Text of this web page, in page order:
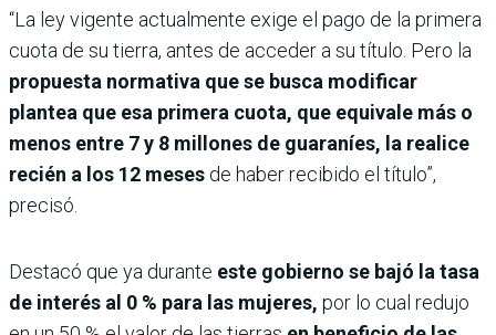
“La ley vigente actualmente exige el pago de la primera
cuota de su tierra, antes de acceder a su título. Pero la
propuesta normativa que se busca modificar
plantea que esa primera cuota, que equivale más o
menos entre 7 y 8 millones de guaraníes, la realice
recién a los 12 meses de haber recibido el título”,
precisó.
Destacó que ya durante este gobierno se bajó la tasa
de interés al 0 % para las mujeres, por lo cual redujo